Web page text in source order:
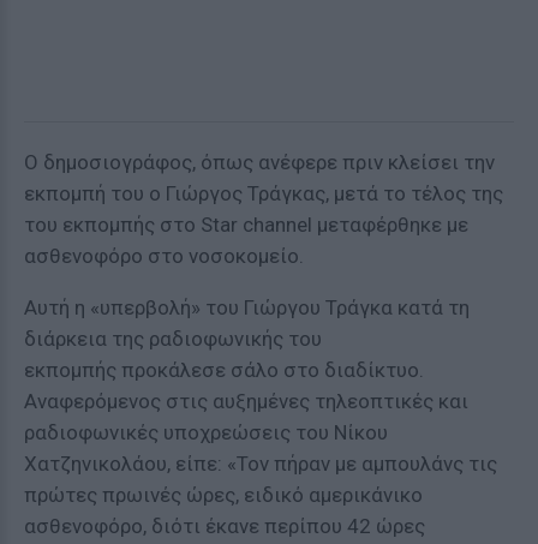
Ο δημοσιογράφος, όπως ανέφερε πριν κλείσει την
εκπομπή του ο Γιώργος Τράγκας, μετά το τέλος της
του εκπομπής στο Star channel μεταφέρθηκε με
ασθενοφόρο στο νοσοκομείο.
Αυτή η «υπερβολή» του Γιώργου Τράγκα κατά τη
διάρκεια της ραδιοφωνικής του
εκπομπής προκάλεσε σάλο στο διαδίκτυο.
Αναφερόμενος στις αυξημένες τηλεοπτικές και
ραδιοφωνικές υποχρεώσεις του Νίκου
Χατζηνικολάου, είπε: «Τον πήραν με αμπουλάνς τις
πρώτες πρωινές ώρες, ειδικό αμερικάνικο
ασθενοφόρο, διότι έκανε περίπου 42 ώρες